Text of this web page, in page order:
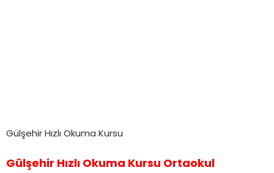
Gülşehir Hızlı Okuma Kursu
Gülşehir Hızlı Okuma Kursu Ortaokul